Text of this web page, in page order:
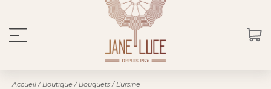
Accueil/Boutique /Bouquets/L’ursine